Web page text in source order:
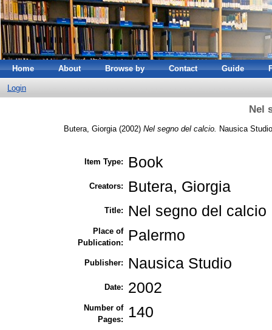
Home About Browse by Contact Guide
Login
Nel
Butera, Giorgia(2002) Nel segno del calcio. Nausica
Item Type: Book
Creators: Butera, Giorgia
Title: Nel segno del calcio
Place of
Publication:
Palermo
Publisher: Nausica Studio
Date: 2002
Number of
Pages:
140